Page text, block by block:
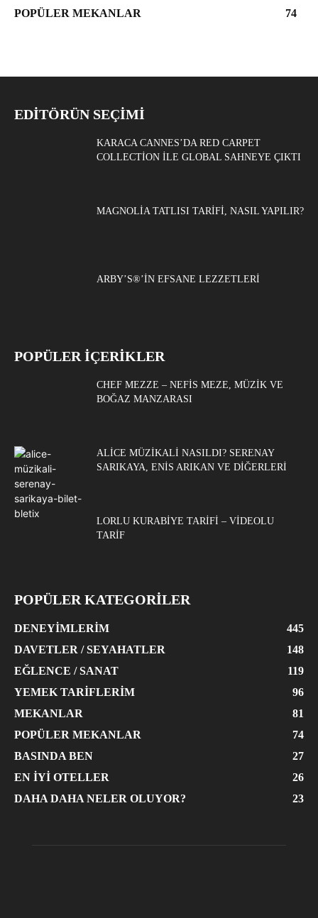
POPÜLER MEKANLAR
74
EDITÖRÜN SEÇIMI
KARACA CANNES’DA RED CARPET
COLLECTION ILE GLOBAL SAHNEYE ÇIKTI
MAGNOLIA TATLISI TARIFI, NASIL YAPILIR?
ARBY’S®’IN EFSANE LEZZETLERI
POPÜLER İÇERİKLER
CHEF MEZZE – NEFIS MEZE, MÜZIK VE
BOĞAZ MANZARASI
ALICE MÜZIKALI NASILDI? SERENAY
SARIKAYA, ENIS ARIKAN VE DIĞERLERI
LORLU KURABIYE TARIFI – VIDEOLU
TARIF
POPÜLER KATEGORİLER
DENEYIMLERIM
445
DAVETLER / SEYAHATLER
148
EĞLENCE / SANAT
119
YEMEK TARIFLERIM
96
MEKANLAR
81
POPÜLER MEKANLAR
74
BASINDA BEN
27
EN İYI OTELLER
26
DAHA DAHA NELER OLUYOR?
23